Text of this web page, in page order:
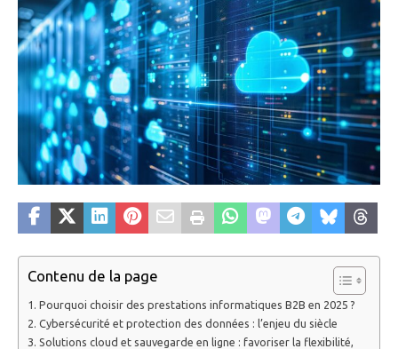
Contenu de la page
Pourquoi choisir des prestations informatiques B2B en 2025 ?
Cybersécurité et protection des données : l’enjeu du siècle
Solutions cloud et sauvegarde en ligne : favoriser la flexibilité,